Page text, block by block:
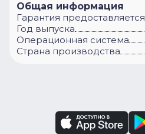
Общая информация
Гарантия предоставляется
Год выпуска
Операционная система
Cтрана производства